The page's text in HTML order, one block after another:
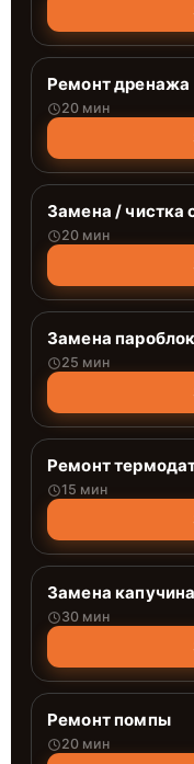
Ремонт дренажа
20 мин
Замена / чистка
20 мин
Замена
25 мин
Ремонт
15 мин
Замена
30 мин
Ремонт помпы
20 мин